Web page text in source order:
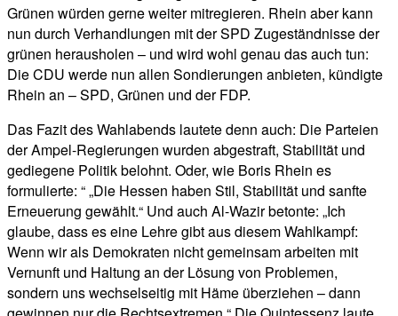
Grünen würden gerne weiter mitregieren. Rhein aber kann
nun durch Verhandlungen mit der SPD Zugeständnisse der
grünen herausholen – und wird wohl genau das auch tun:
Die CDU werde nun allen Sondierungen anbieten, kündigte
Rhein an – SPD, Grünen und der FDP.
Das Fazit des Wahlabends lautete denn auch: Die Parteien
der Ampel-Regierungen wurden abgestraft, Stabilität und
gediegene Politik belohnt. Oder, wie Boris Rhein es
formulierte: “ „Die Hessen haben Stil, Stabilität und sanfte
Erneuerung gewählt.“ Und auch Al-Wazir betonte: „Ich
glaube, dass es eine Lehre gibt aus diesem Wahlkampf:
Wenn wir als Demokraten nicht gemeinsam arbeiten mit
Vernunft und Haltung an der Lösung von Problemen,
sondern uns wechselseitig mit Häme überziehen – dann